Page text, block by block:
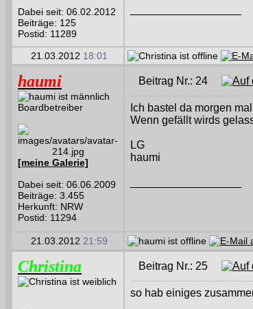
Dabei seit: 06.02.2012
Beiträge: 125
Postid: 11289
21.03.2012 18:01
haumi
Boardbetreiber
[meine Galerie]
Dabei seit: 06.06.2009
Beiträge: 3.455
Herkunft: NRW
Postid: 11294
Beitrag Nr.: 24
Ich bastel da morgen
Wenn gefällt wirds
LG
haumi
21.03.2012 21:59
Christina Beitrag Nr.: 25
so hab einiges